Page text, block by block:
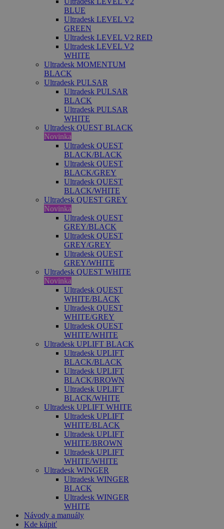
BLUE
Ultradesk LEVEL V2
GREEN
Ultradesk LEVEL V2 RED
Ultradesk LEVEL V2
WHITE
Ultradesk MOMENTUM
BLACK
Ultradesk PULSAR
Ultradesk PULSAR
BLACK
Ultradesk PULSAR
WHITE
Ultradesk QUEST BLACK
Novinka
Ultradesk QUEST
BLACK/BLACK
Ultradesk QUEST
BLACK/GREY
Ultradesk QUEST
BLACK/WHITE
Ultradesk QUEST GREY
Novinka
Ultradesk QUEST
GREY/BLACK
Ultradesk QUEST
GREY/GREY
Ultradesk QUEST
GREY/WHITE
Ultradesk QUEST WHITE
Novinka
Ultradesk QUEST
WHITE/BLACK
Ultradesk QUEST
WHITE/GREY
Ultradesk QUEST
WHITE/WHITE
Ultradesk UPLIFT BLACK
Ultradesk UPLIFT
BLACK/BLACK
Ultradesk UPLIFT
BLACK/BROWN
Ultradesk UPLIFT
BLACK/WHITE
Ultradesk UPLIFT WHITE
Ultradesk UPLIFT
WHITE/BLACK
Ultradesk UPLIFT
WHITE/BROWN
Ultradesk UPLIFT
WHITE/WHITE
Ultradesk WINGER
Ultradesk WINGER
BLACK
Ultradesk WINGER
WHITE
Návody a manuály
Kde kúpiť